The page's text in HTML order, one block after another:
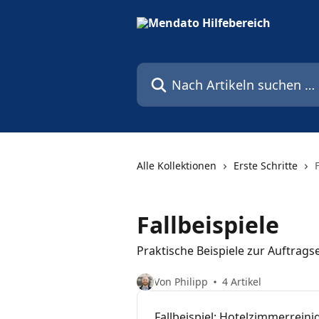
Nach Artikeln suchen …
Alle Kollektionen Erste Schritte
Fallbeispiele
Praktische Beispiele zur
Von Philipp 4 Artikel